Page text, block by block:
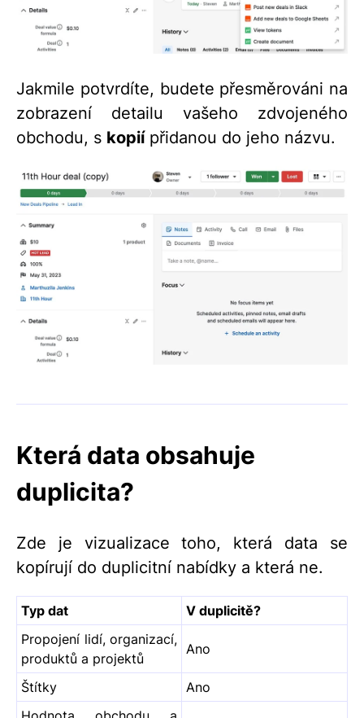
Jakmile potvrdíte, budete přesměrováni na
zobrazení detailu vašeho zdvojeného
obchodu, s kopiípřidanou do jeho názvu.
Která data obsahuje
duplicita?
Zde je vizualizace toho, která data se
kopírují do duplicitní nabídky a která ne.
Typ dat
V duplicitě?
Propojení lidí, organizací,
produktů a projektů
Ano
Štítky
Ano